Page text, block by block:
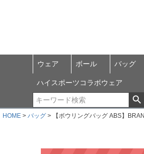
ウェア ボール バッグ
ハイスポーツコラボウェア
HOME バッグ 【ボウリングバッグ ABS】